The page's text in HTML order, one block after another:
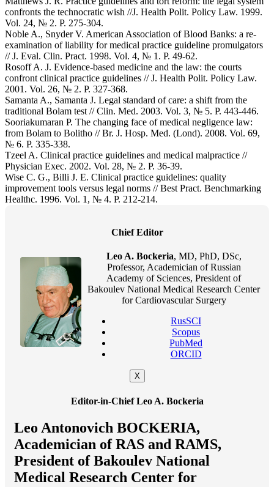
confronts the technocratic wish //J. Health Polit. Policy Law. 1999.
Vol. 24, № 2. Р. 275-304.
Noble A., Snyder V. American Association of Blood Banks: a re-
examination of liability for medical practice guideline promulgators
// J. Eval. Clin. Pract. 1998. Vol. 4, № 1. Р. 49-62.
Rosoff A. J. Evidence-based medicine and the law: the courts
confront clinical practice guidelines // J. Health Polit. Policy Law.
2001. Vol. 26, № 2. Р. 327-368.
Samanta A., Samanta J. Legal standard of care: a shift from the
traditional Bolam test // Clin. Med. 2003. Vol. 3, № 5. Р. 443-446.
Sooriakumaran P. The changing face of medical negligence law:
from Bolam to Bolitho // Br. J. Hosp. Med. (Lond). 2008. Vol. 69,
№ 6. Р. 335-338.
Tzeel A. Clinical practice guidelines and medical malpractice //
Physician Exec. 2002. Vol. 28, № 2. Р. 36-39.
Wise C. G., Billi J. E. Clinical practice guidelines: quality
improvement tools versus legal norms // Best Pract. Benchmarking
Healthc. 1996. Vol. 1, № 4. Р. 212-214.
Chief Editor
Leo A. Bockeria, MD, PhD, DSc,
Professor, Academician of Russian
Academy of Sciences, President of
Bakoulev National Medical Research Center
for Cardiovascular Surgery
RusSCI
Scopus
PubMed
ORCID
X
Editor-in-Chief Leo A. Bockeria
Leo Antonovich BOCKERIA,
Academician of RAS and RAMS,
President of Bakoulev National
Medical Research Center for